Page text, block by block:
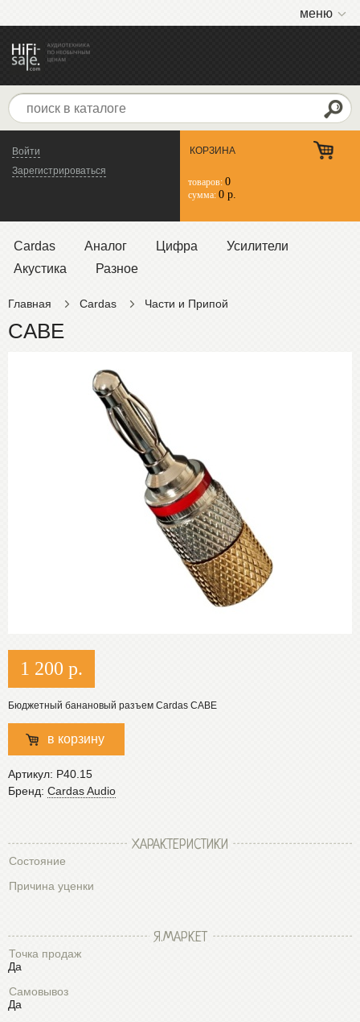
меню
Войти
Зарегистрироваться
КОРЗИНА
товаров: 0
сумма: 0 р.
Cardas Аналог Цифра
Усилители
Акустика
Разное
Главная Cardas Части и Припой
CABE
1 200 р.
Бюджетный банановый разъем Cardas CABE
в корзину
Артикул: P40.15
Бренд: Cardas Audio
ХАРАКТЕРИСТИКИ
Состояние
Причина уценки
Я.МАРКЕТ
Точка продаж
Да
Самовывоз
Да